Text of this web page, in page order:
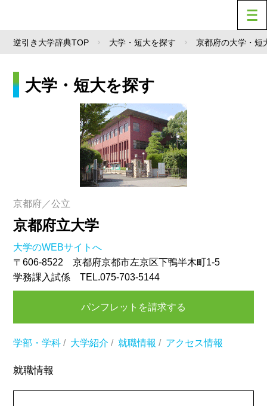
逆引き大学辞典TOP 大学・短大を探す 京都府の大学・短
大学・短大を探す
京都府／公立
京都府立大学
大学のWEBサイトへ
〒606-8522 京都府京都市左京区下鴨半木町1-5
学務課入試係 TEL.075-703-5144
パンフレットを請求する
学部・学科 / 大学紹介 / 就職情報 / アクセス情報
就職情報